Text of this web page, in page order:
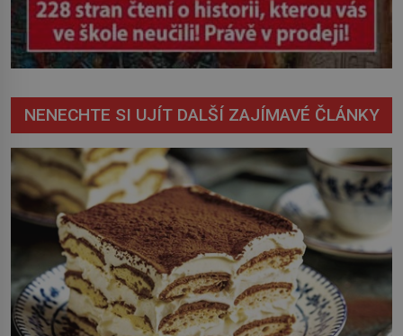
NENECHTE SI UJÍT DALŠÍ ZAJÍMAVÉ ČLÁNKY